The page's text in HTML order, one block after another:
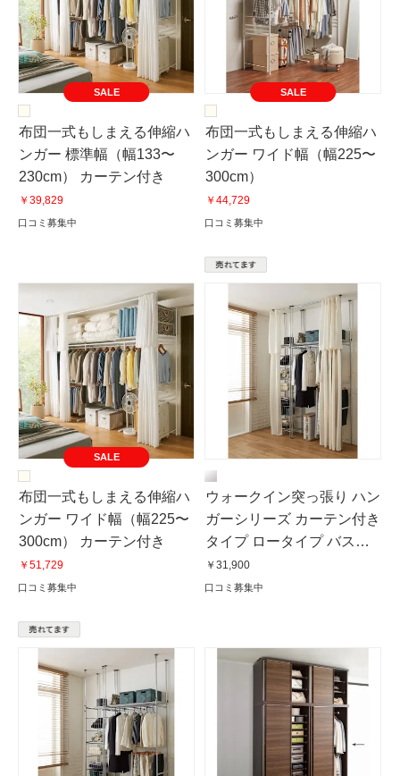
SALE
布団一式もしまえる伸縮ハ
ンガー 標準幅（幅133〜
230cm） カーテン付き
￥39,829
口コミ募集中
SALE
布団一式もしまえる伸縮ハ
ンガー ワイド幅（幅225〜
300cm）
￥44,729
口コミ募集中
SALE
布団一式もしまえる伸縮ハ
ンガー ワイド幅（幅225〜
300cm） カーテン付き
￥51,729
口コミ募集中
ウォークイン突っ張り ハン
ガーシリーズ カーテン付き
タイプ ロータイプ バス
ケット幅48cm
￥31,900
口コミ募集中